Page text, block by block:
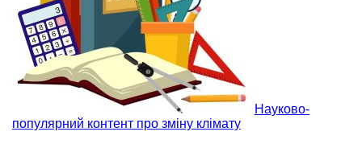
Науково-
популярний контент про зміну клімату